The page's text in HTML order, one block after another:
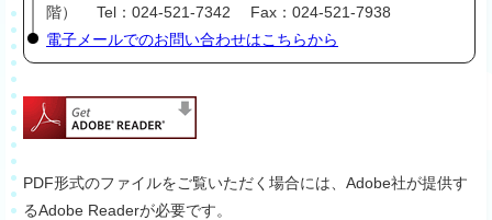
階） Tel：024-521-7342 Fax：024-521-7938
電子メールでのお問い合わせはこちらから
PDF形式のファイルをご覧いただく場合には、Adobe社が提供す
るAdobe Readerが必要です。